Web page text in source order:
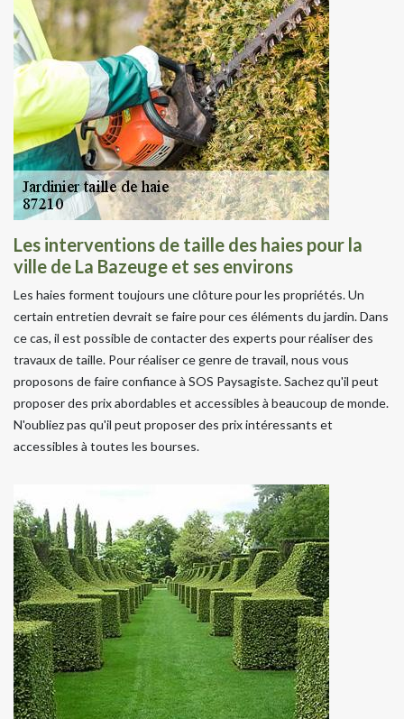
Les interventions de taille des haies pour la
ville de La Bazeuge et ses environs
Les haies forment toujours une clôture pour les propriétés. Un
certain entretien devrait se faire pour ces éléments du jardin. Dans
ce cas, il est possible de contacter des experts pour réaliser des
travaux de taille. Pour réaliser ce genre de travail, nous vous
proposons de faire confiance à SOS Paysagiste. Sachez qu'il peut
proposer des prix abordables et accessibles à beaucoup de monde.
N'oubliez pas qu'il peut proposer des prix intéressants et
accessibles à toutes les bourses.